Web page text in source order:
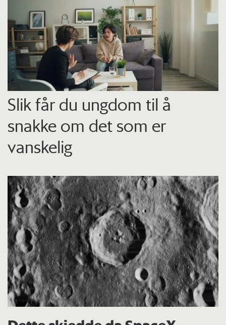
Slik får du ungdom til å
snakke om det som er
vanskelig